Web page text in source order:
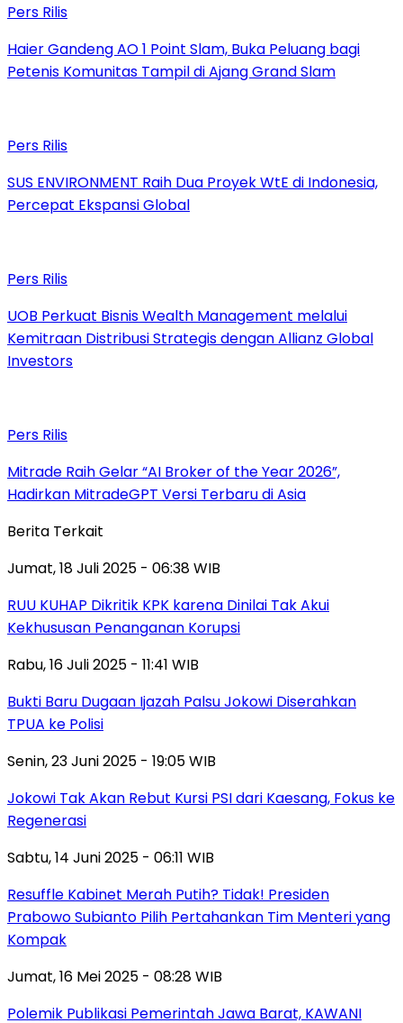
Pers Rilis
Haier Gandeng AO 1 Point Slam, Buka Peluang bagi
Petenis Komunitas Tampil di Ajang Grand Slam
Pers Rilis
SUS ENVIRONMENT Raih Dua Proyek WtE di Indonesia,
Percepat Ekspansi Global
Pers Rilis
UOB Perkuat Bisnis Wealth Management melalui
Kemitraan Distribusi Strategis dengan Allianz Global
Investors
Pers Rilis
Mitrade Raih Gelar “AI Broker of the Year 2026”,
Hadirkan MitradeGPT Versi Terbaru di Asia
Berita Terkait
Jumat, 18 Juli 2025 - 06:38 WIB
RUU KUHAP Dikritik KPK karena Dinilai Tak Akui
Kekhususan Penanganan Korupsi
Rabu, 16 Juli 2025 - 11:41 WIB
Bukti Baru Dugaan Ijazah Palsu Jokowi Diserahkan
TPUA ke Polisi
Senin, 23 Juni 2025 - 19:05 WIB
Jokowi Tak Akan Rebut Kursi PSI dari Kaesang, Fokus ke
Regenerasi
Sabtu, 14 Juni 2025 - 06:11 WIB
Resuffle Kabinet Merah Putih? Tidak! Presiden
Prabowo Subianto Pilih Pertahankan Tim Menteri yang
Kompak
Jumat, 16 Mei 2025 - 08:28 WIB
Polemik Publikasi Pemerintah Jawa Barat, KAWANI